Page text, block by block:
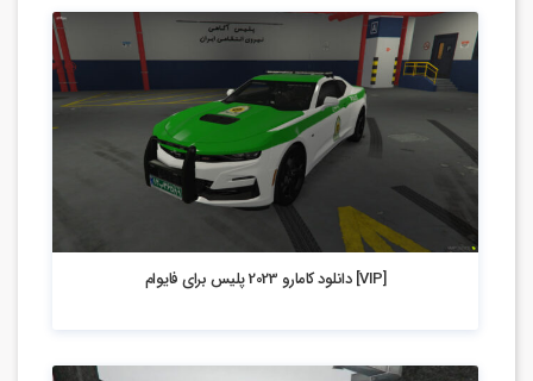
[VIP] دانلود کامارو 2023 پلیس برای فایوام